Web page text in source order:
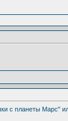
с планеты Марс"